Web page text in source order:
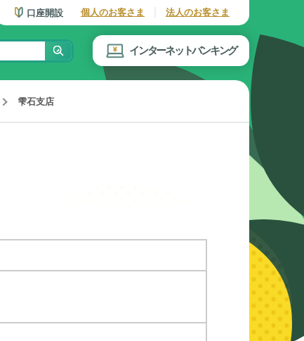
口座開設 個人のお客さま 法人のお客さま
インターネットバンキング
雫石支店